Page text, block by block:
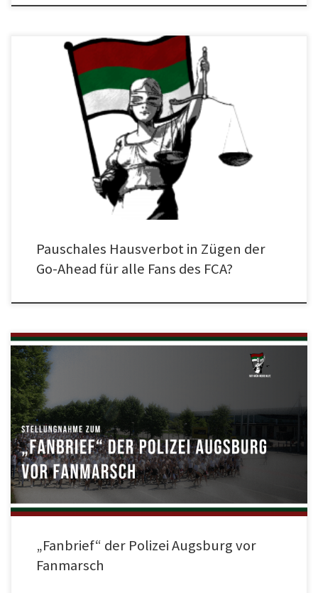
Ein Zug der Go-Ahead Bayern GmbH mit gut 50 Augsburger Fans, die sich auf
der Rückreise vom gestrigen Landespokalfinale der befreundeten Kickers
befanden, wurde ohne ersichtlichen Grund am Bahnhof Würzburg Süd
gestoppt und für eine knappe Stunde aufgehalten. Begleitet von einem
hinzugezogenen Polizeiaufgebot von rund 50 Beamten wurde den Fans […]
Pauschales Hausverbot in Zügen der
Go-Ahead für alle Fans des FCA?
Im Jahr 2008 riefen FCA-Fans dazu auf, sich vor dem letzten Heimspiel gegen
Carl-Zeiss Jena am Rathausplatz zu treffen und anschließend in die Rosenau
zu laufen. Gemeinsam wollten sich die Fans auf das entscheidende Spiel um
den Klassenerhalt in der 2. Bundesliga einstimmen, mit Erfolg. Was vor 16
Jahren mit […]
„Fanbrief“ der Polizei Augsburg vor
Fanmarsch